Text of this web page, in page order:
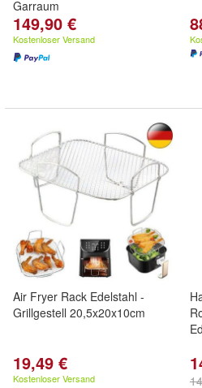
Garraum
149,90 €
Kostenloser Versand
Air Fryer Rack Edelstahl -
Grillgestell 20,5x20x10cm
19,49 €
Kostenloser Versand